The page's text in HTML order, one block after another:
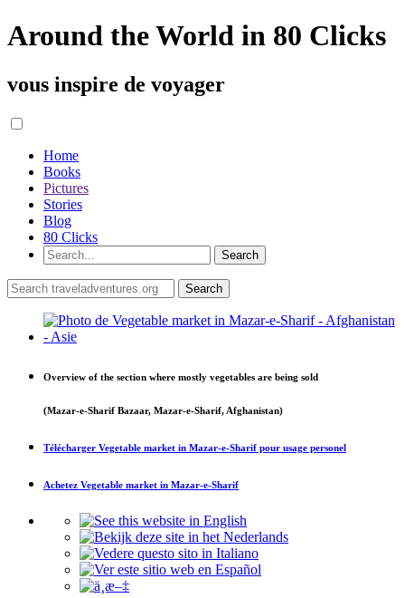
Around the World in 80 Clicks
vous inspire de voyager
Home
Books
Pictures
Stories
Blog
80 Clicks
Overview of the section where mostly vegetables are being sold
(Mazar-e-Sharif Bazaar, Mazar-e-Sharif, Afghanistan)
Télécharger Vegetable market in Mazar-e-Sharif pour usage personel
Achetez Vegetable market in Mazar-e-Sharif